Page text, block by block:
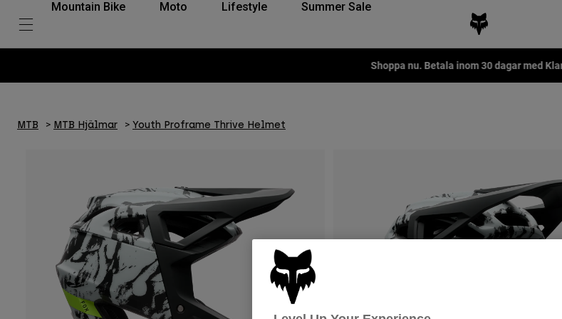
Mountain Bike Moto Lifestyle Summer Sale
Fox LAB Capsule Collection -Shop now
MTB MTB Hjälmar Youth Proframe Thrive Helmet